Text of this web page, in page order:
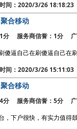
间：2020/3/26
合移动
1分 服务商信誉：1分
傻逼自己在刷傻逼自己在
间：2020/3/26 15:11:03
合移动
4分 服务商信誉：5分
，下户很快，有实力值得